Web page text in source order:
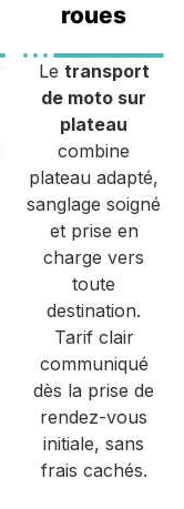
roues
Le transport
de moto sur
plateau
combine
plateau adapté,
sanglage soigné
et prise en
charge vers
toute
destination.
Tarif clair
communiqué
dès la prise de
rendez-vous
initiale, sans
frais cachés.